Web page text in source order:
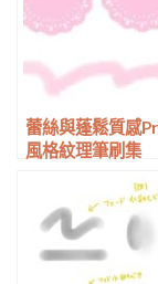
蕾絲與蓬鬆質感
風格紋理筆刷集